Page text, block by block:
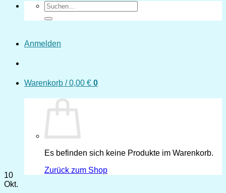
Suchen
nach:
Anmelden
Warenkorb /0,00 € 0
Es befinden sich keine Produkte im Warenkorb.
Zurück zum Shop
10
Okt.